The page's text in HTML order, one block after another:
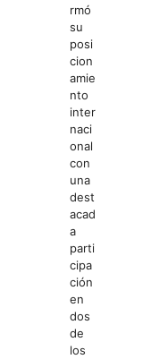
rmó
su
posi
cion
amie
nto
inter
naci
onal
con
una
dest
acad
a
parti
cipa
ción
en
dos
de
los